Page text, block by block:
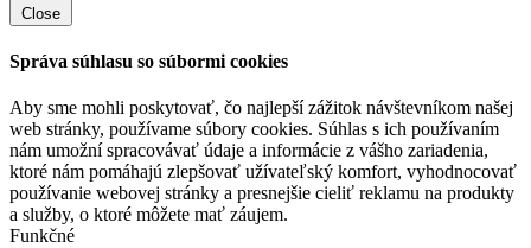
Close
Správa súhlasu so súbormi cookies
Aby sme mohli poskytovať, čo najlepší zážitok návštevníkom našej
web stránky, používame súbory cookies. Súhlas s ich používaním
nám umožní spracovávať údaje a informácie z vášho zariadenia,
ktoré nám pomáhajú zlepšovať užívateľský komfort, vyhodnocovať
používanie webovej stránky a presnejšie cieliť reklamu na produkty
a služby, o ktoré môžete mať záujem.
Funkčné